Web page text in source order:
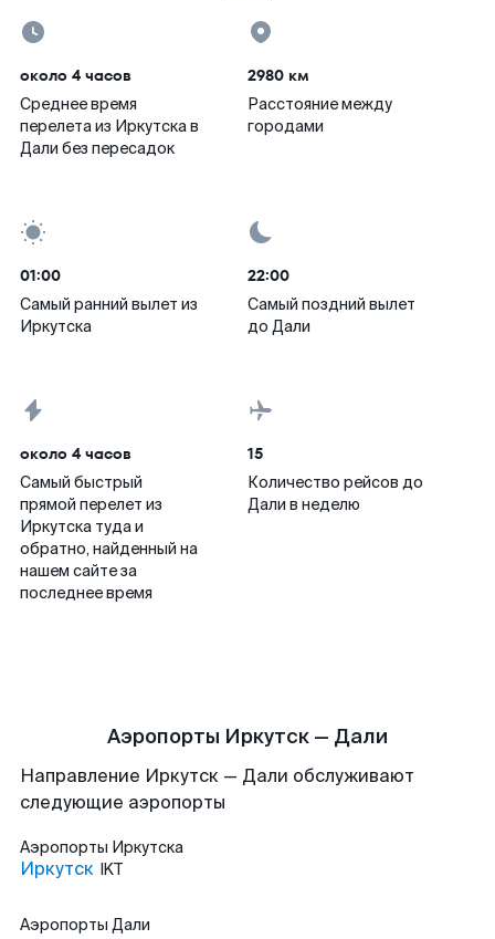
около 4 часов
Среднее время
перелета из Иркутска в
Дали без пересадок
2980 км
Расстояние между
городами
01:00
Самый ранний вылет из
Иркутска
22:00
Самый поздний вылет
до Дали
около 4 часов
Самый быстрый
прямой перелет из
Иркутска туда и
обратно, найденный на
нашем сайте за
последнее время
15
Количество рейсов до
Дали в неделю
Аэропорты Иркутск — Дали
Направление Иркутск — Дали обслуживают
следующие аэропорты
Аэропорты Иркутска
Иркутск IKT
Аэропорты Дали